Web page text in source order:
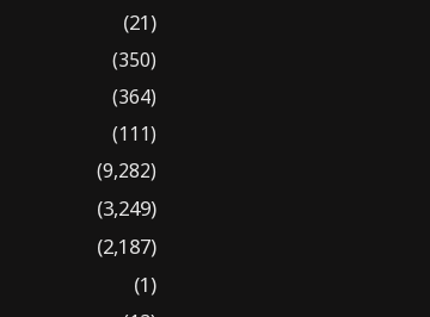
(21)
(350)
(364)
(111)
(9,282)
(3,249)
(2,187)
(1)